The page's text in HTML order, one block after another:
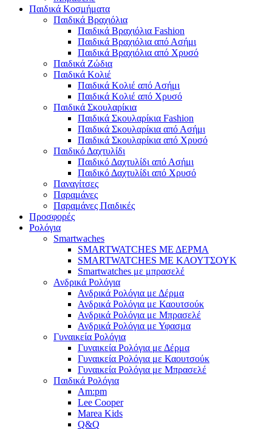
Παιδικά Κοσμήματα
Παιδικά Βραχιόλια
Παιδικά Βραχιόλια Fashion
Παιδικά Βραχιόλια από Ασήμι
Παιδικά Βραχιόλια από Χρυσό
Παιδικά Ζώδια
Παιδικά Κολιέ
Παιδικά Κολιέ από Ασήμι
Παιδικά Κολιέ από Χρυσό
Παιδικά Σκουλαρίκια
Παιδικά Σκουλαρίκια Fashion
Παιδικά Σκουλαρίκια από Ασήμι
Παιδικά Σκουλαρίκια από Χρυσό
Παιδικό Δαχτυλίδι
Παιδικό Δαχτυλίδι από Ασήμι
Παιδικό Δαχτυλίδι από Χρυσό
Παναγίτσες
Παραμάνες
Παραμάνες Παιδικές
Προσφορές
Ρολόγια
Smartwaches
SMARTWATCHES ΜΕ ΔΕΡΜΑ
SMARTWATCHES ΜΕ ΚΑΟΥΤΣΟΥΚ
Smartwatches με μπρασελέ
Ανδρικά Ρολόγια
Ανδρικά Ρολόγια με Δέρμα
Ανδρικά Ρολόγια με Καουτσούκ
Ανδρικά Ρολόγια με Μπρασελέ
Ανδρικά Ρολόγια με Υφασμα
Γυναικεία Ρολόγια
Γυναικεία Ρολόγια με Δέρμα
Γυναικεία Ρολόγια με Καουτσούκ
Γυναικεία Ρολόγια με Μπρασελέ
Παιδικά Ρολόγια
Am:pm
Lee Cooper
Marea Kids
Q&Q